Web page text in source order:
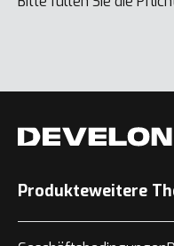
Produkteweitere